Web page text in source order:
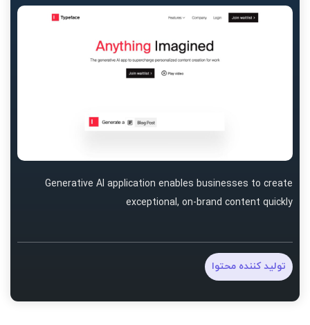
Generative AI application enables businesses to create
exceptional, on-brand content quickly
تولید کننده محتوا